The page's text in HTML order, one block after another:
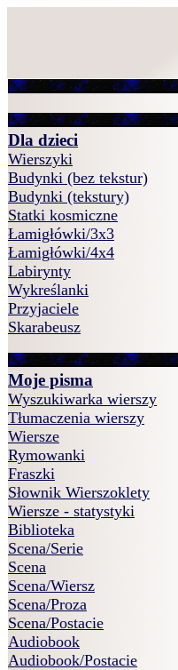
Dla dzieci
Wierszyki
Budynki (bez tekstur)
Budynki (tekstury)
Statki kosmiczne
Łamigłówki/3x3
Łamigłówki/4x4
Labirynty
Wykreślanki
Przyjaciele
Skarabeusz
Moje pisma
Wyszukiwarka wierszy
Tłumaczenia wierszy
Wiersze
Rymowanki
Fraszki
Słownik Wierszoklety
Wiersze - statystyki
Biblioteka
Scena/Serie
Scena
Scena/Wiersz
Scena/Proza
Scena/Postacie
Audiobook
Audiobook/Postacie